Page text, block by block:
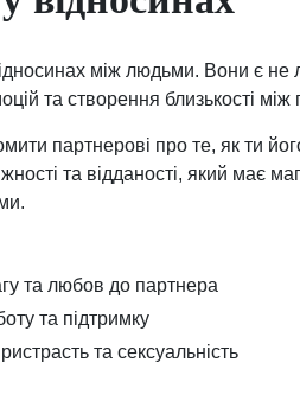
між людьми. Вони є
та створення близькості
партнерові про те, як ти
та відданості, який має
та любов до партнера
та підтримку
та сексуальність